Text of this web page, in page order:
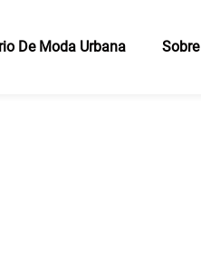
De Moda Urbana Sobre